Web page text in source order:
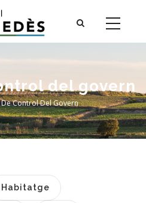
del govern
Control Del Govern
Habitatge